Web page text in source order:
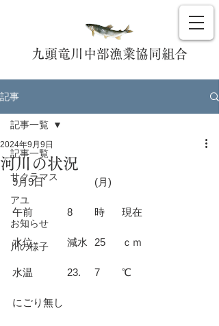
九頭竜川中部漁業協同組合
記事
記事一覧
サクラマス
アユ
お知らせ
川の様子
記事一覧
河川の状況
2024年9月9日
9月9日		(月)
午前		8	時	現在
水位		減水	25	ｃｍ
水温		23.	7	℃
にごり無し